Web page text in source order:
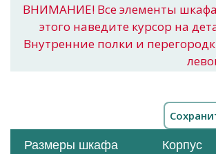
ВНИМАНИЕ! Все элементы
этого наведите курсор на
Внутренние полки и
Размеры шкафа Корпус